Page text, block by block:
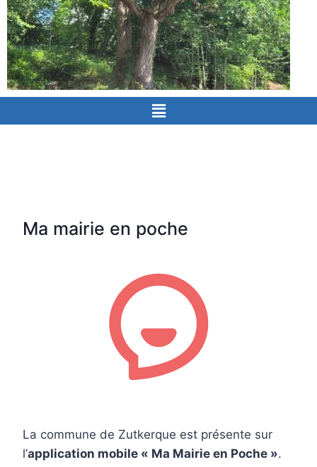
Ma mairie en poche
La commune de Zutkerque est présente sur
l’application mobile « Ma Mairie en Poche ».